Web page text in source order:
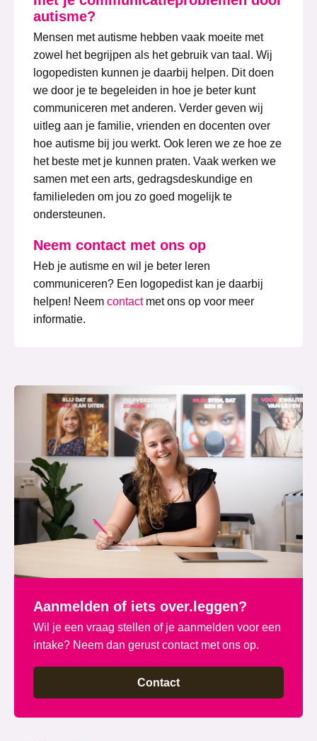
autisme?
Mensen met autisme hebben vaak moeite met
zowel het begrijpen als het gebruik van taal. Wij
logopedisten kunnen je daarbij helpen. Dit doen
we door je te begeleiden in hoe je beter kunt
communiceren met anderen. Verder geven wij
uitleg aan je familie, vrienden en docenten over
hoe autisme bij jou werkt. Ook leren we ze hoe ze
het beste met je kunnen praten. Vaak werken we
samen met een arts, gedragsdeskundige en
familieleden om jou zo goed mogelijk te
ondersteunen.
Neem contact met ons op
Heb je autisme en wil je beter leren
communiceren? Een logopedist kan je daarbij
helpen! Neem contactmet ons op voor meer
informatie.
Aanmelden of iets over.leggen?
Wil je een vraag stellen of je aanmelden voor een
intake? Neem dan gerust contact met ons op.
Contact